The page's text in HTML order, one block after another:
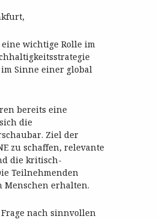
wichtige Rolle im
Sinne einer global
bereits eine
die
Ziel der
zu schaffen, relevante
die kritisch-
Teilnehmenden
erhalten.
nach sinnvollen